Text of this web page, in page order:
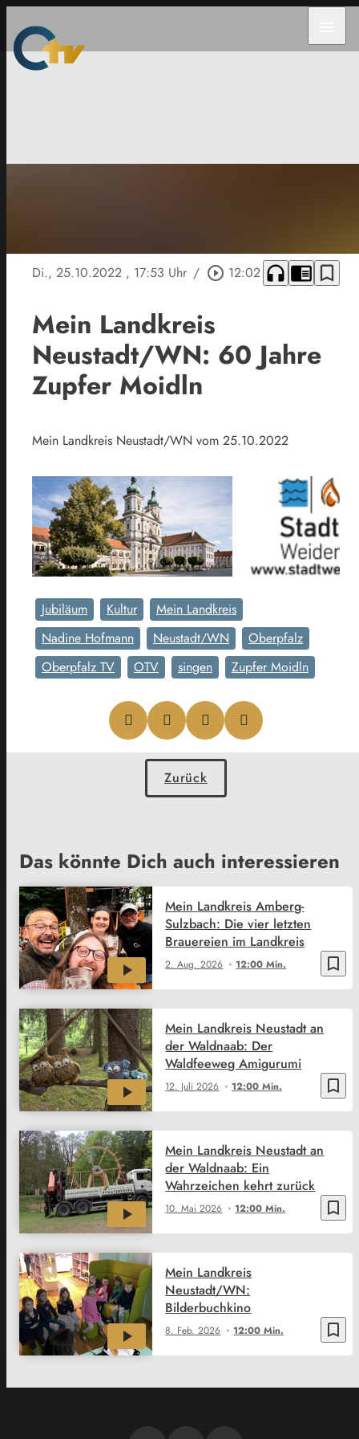
Di., 25.10.2022 , 17:53 Uhr / play_circle_outline 12:02 headphones chrome_reader_mode bookmark_border
Mein Landkreis
Neustadt/WN: 60 Jahre
Zupfer Moidln
Mein Landkreis Neustadt/WN vom 25.10.2022
Jubiläum Kultur
Mein Landkreis
Nadine Hofmann
Neustadt/WN
Oberpfalz
Oberpfalz TV
OTV singen Zupfer Moidln
Zurück
Das könnte Dich auch interessieren
bookmark_border
2. Aug. 2026 12:00 Min.
Mein Landkreis Amberg-
Sulzbach: Die vier letzten
Brauereien im Landkreis
bookmark_border
12. Juli 2026 12:00 Min.
Mein Landkreis Neustadt an
der Waldnaab: Der
Waldfeeweg Amigurumi
bookmark_border
10. Mai 2026 12:00 Min.
Mein Landkreis Neustadt an
der Waldnaab: Ein
Wahrzeichen kehrt zurück
bookmark_border
8. Feb. 2026 12:00 Min.
Mein Landkreis
Neustadt/WN:
Bilderbuchkino